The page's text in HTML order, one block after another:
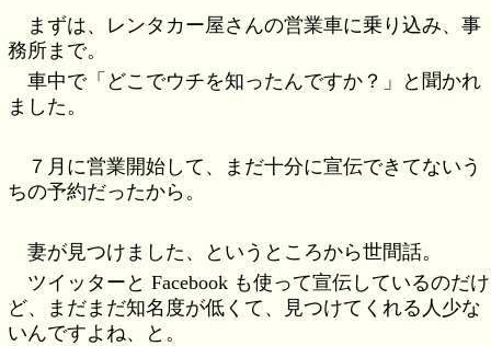
まずは、レンタカー屋さんの営業車に乗り込み、事
務所まで。
車中で「どこでウチを知ったんですか？」と聞かれ
ました。
７月に営業開始して、まだ十分に宣伝できてないう
ちの予約だったから。
妻が見つけました、というところから世間話。
ツイッターと Facebook も使って宣伝しているのだけ
ど、まだまだ知名度が低くて、見つけてくれる人少な
いんですよね、と。